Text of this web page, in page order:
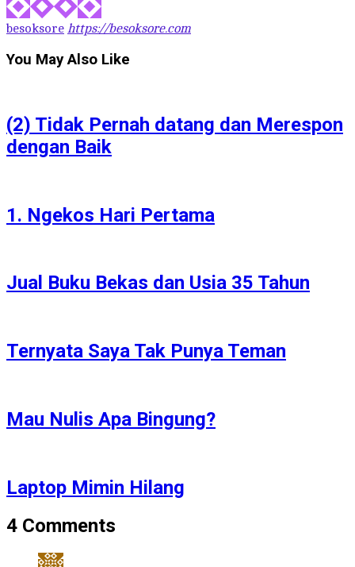
besoksore https://besoksore.com
You May Also Like
(2) Tidak Pernah datang dan Merespon
dengan Baik
1. Ngekos Hari Pertama
Jual Buku Bekas dan Usia 35 Tahun
Ternyata Saya Tak Punya Teman
Mau Nulis Apa Bingung?
Laptop Mimin Hilang
4 Comments